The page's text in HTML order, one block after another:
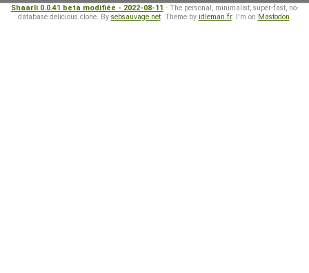
Shaarli 0.0.41 beta modifiée - 2022-08-11 - The personal, minimalist, super-fast, no-
database delicious clone. By sebsauvage.net. Theme by idleman.fr. I'm on Mastodon.